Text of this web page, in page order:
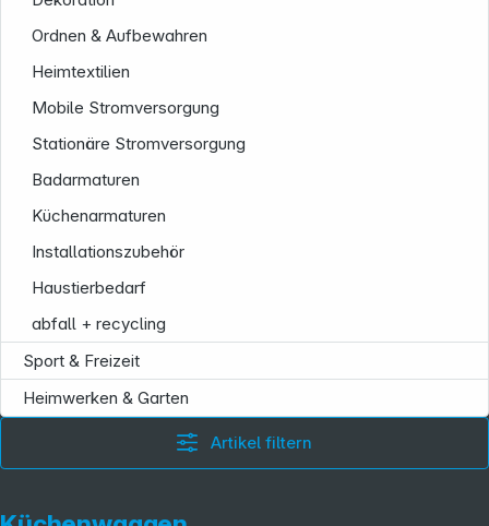
Ordnen & Aufbewahren
Heimtextilien
Mobile Stromversorgung
Stationäre Stromversorgung
Badarmaturen
Küchenarmaturen
Installationszubehör
Haustierbedarf
abfall + recycling
Sport & Freizeit
Heimwerken & Garten
Artikel filtern
Folgen Sie uns auf